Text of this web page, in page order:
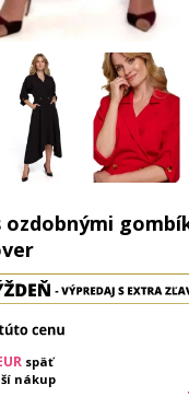
ozdobnými
späť
nákup